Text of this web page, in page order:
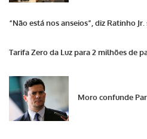
“Não está nos anseios”, diz Ratinho
Tarifa Zero da Luz para 2 milhões de
Moro confunde